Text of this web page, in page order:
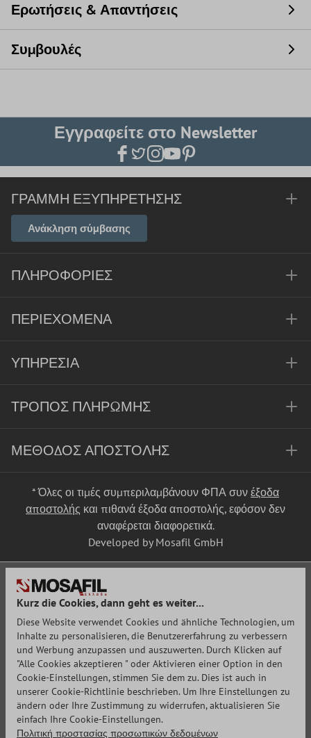
Ερωτήσεις & Απαντήσεις
Συμβουλές
Εγγραφείτε στο Newsletter
ΓΡΑΜΜΉ ΕΞΥΠΗΡΈΤΗΣΗΣ
Ανάκληση σύμβασης
ΠΛΗΡΟΦΟΡΊΕΣ
ΠΕΡΙΕΧΌΜΕΝΑ
ΥΠΗΡΕΣΊΑ
ΤΡΌΠΟΣ ΠΛΗΡΩΜΉΣ
ΜΈΘΟΔΟΣ ΑΠΟΣΤΟΛΉΣ
* Όλες οι τιμές συμπεριλαμβάνουν ΦΠΑ συν έξοδα
αποστολής και πιθανά έξοδα αποστολής, εφόσον δεν
αναφέρεται διαφορετικά.
Developed by Mosafil GmbH
Kurz die Cookies, dann geht es weiter...
Diese Website verwendet Cookies und ähnliche Technologien, um
Inhalte zu personalisieren, die Benutzererfahrung zu verbessern
und Werbung anzupassen und auszuwerten. Durch Klicken auf
"Alle Cookies akzeptieren " oder Aktivieren einer Option in den
Cookie-Einstellungen, stimmen Sie dem zu. Dies ist auch in
unserer Cookie-Richtlinie beschrieben. Um Ihre Einstellungen zu
ändern oder Ihre Zustimmung zu widerrufen, aktualisieren Sie
einfach Ihre Cookie-Einstellungen.
Πολιτική προστασίας προσωπικών δεδομένων